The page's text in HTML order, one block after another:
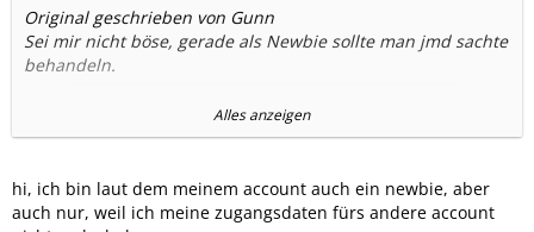
Original geschrieben von Gunn
Sei mir nicht böse, gerade als Newbie sollte man jmd sachte
behandeln.
Aber warum stellst du eine solche Vorlage in einem
Mobilfunkforum?
Viel Erfolg und willkommen im Forum.
Alles anzeigen
hi, ich bin laut dem meinem account auch ein newbie, aber
auch nur, weil ich meine zugangsdaten fürs andere account